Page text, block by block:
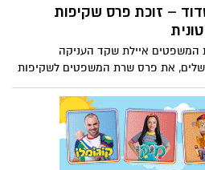
פזורות ברחבי העיר להגברת תחושת
האישי של התושבים
– זוכת פרס שקיפות
המשפטים איילת שקד העניקה
את פרס שרת המשפטים לשקיפות
ראש העיר ועו"ד דוד דבש, (נציב
הציבור, ממונה על חוק חופש המידע
אגף מוקד עירוני)קיבלו את הפרס.